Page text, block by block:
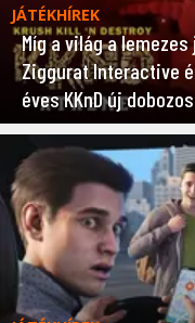
JÁTÉKHÍREK
Míg a világ a
Ziggurat Interactive
éves KKnD új